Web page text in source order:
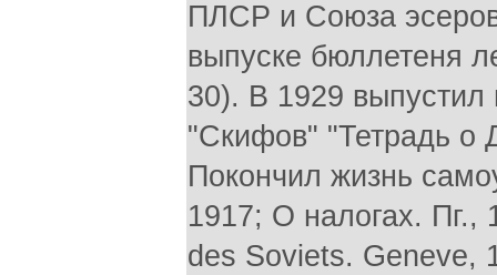
ПЛСР и Союза
выпуске бюллетеня
30). В 1929
"Скифов" "Тетрадь о
Покончил жизнь
1917; О налогах. Пг.,
des Soviets. Geneve,